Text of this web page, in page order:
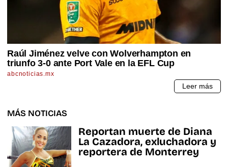
MÁS NOTICIAS
Reportan muerte de Diana
La Cazadora, exluchadora y
reportera de Monterrey